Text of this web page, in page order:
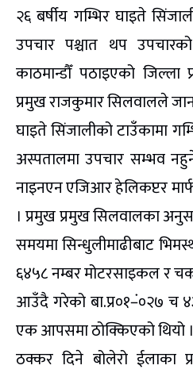
२६ बर्षीय गम्भिर घाइते
उपचार पश्चात थप
काठमान्डौँ पठाइएको जिल्ला
प्रमुख राजकुमार सिलवालले
घाइते सिंजालीको टाउँकामा
अस्पतालमा उपचार सम्भव
नाइनएन एजिआर हेलिकप्टर
। प्रमुख प्रमुख सिलवालका
समयमा सिन्धुलीमाढीबाट
६४५८ नम्बर मोटरसाइकल र
आउँदै गरेको बा.प्र०१–ं०२७ च
एक आपसमा ठोक्किएको थियो ।
ठक्कर दिने बोलेरो ईलाका